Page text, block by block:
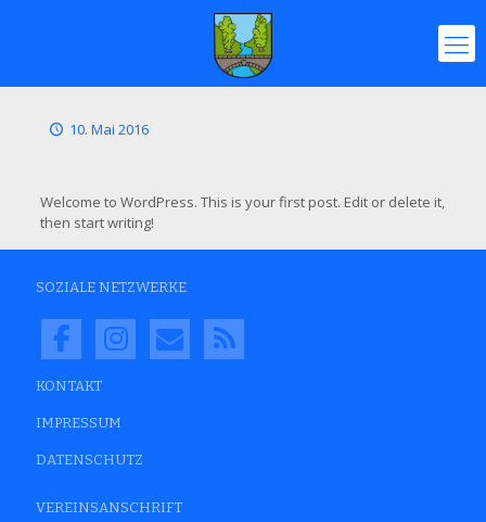
10. Mai 2016
Welcome to WordPress. This is your first post. Edit or delete it,
then start writing!
SOZIALE NETZWERKE
KONTAKT
IMPRESSUM
DATENSCHUTZ
VEREINSANSCHRIFT